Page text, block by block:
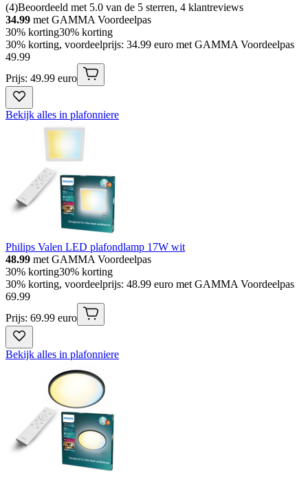
(4)Beoordeeld met 5.0 van de 5 sterren, 4 klantreviews
34.99 met GAMMA Voordeelpas
30% korting30% korting
30% korting, voordeelprijs: 34.99 euro met GAMMA Voordeelpas
49.99
Prijs: 49.99 euro
Bekijk alles in plafonniere
Philips Valen LED plafondlamp 17W wit
48.99 met GAMMA Voordeelpas
30% korting30% korting
30% korting, voordeelprijs: 48.99 euro met GAMMA Voordeelpas
69.99
Prijs: 69.99 euro
Bekijk alles in plafonniere